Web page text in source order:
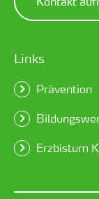
Links
Prävention
Erzbistum